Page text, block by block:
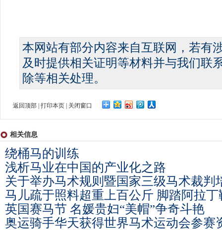
本网站有部分内容来自互联网，若有
及时提供相关证明等材料并与我们联
除等相关处理。
返回顶部 打印本页 关闭窗口
相关信息
绕桶马的训练
浅析马业在中国的产业化之路
关于举办马术规则暨国家三级马术裁判
马儿疏于照料超重上百公斤 脚踏阿拉丁
英国赛马节 名媛贵妇“美帽”争奇斗艳
奥运骑手华天获得世界马术运动会参赛